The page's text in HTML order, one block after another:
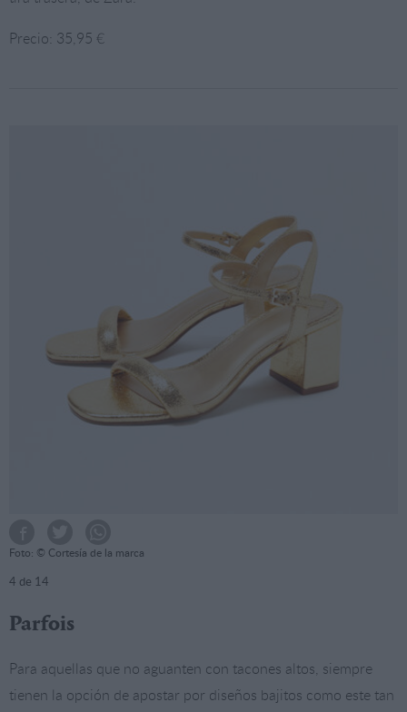
Precio: 35,95 €
Foto: © Cortesía de la marca
4 de 14
Parfois
Para aquellas que no aguanten con tacones altos, siempre
tienen la opción de apostar por diseños bajitos como este tan